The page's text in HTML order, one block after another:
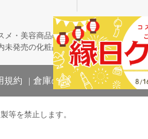
・美容商品の通販サイトです。
未発売の化粧品も取り揃えています。
規約 倉庫の管理体制
等を禁止します。